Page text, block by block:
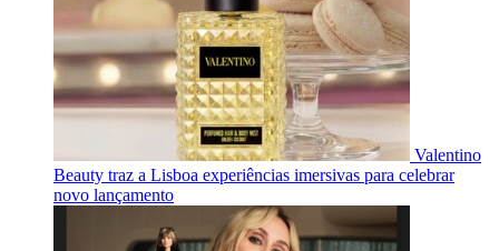
Valentino
Beauty traz a Lisboa experiências imersivas para celebrar
novo lançamento